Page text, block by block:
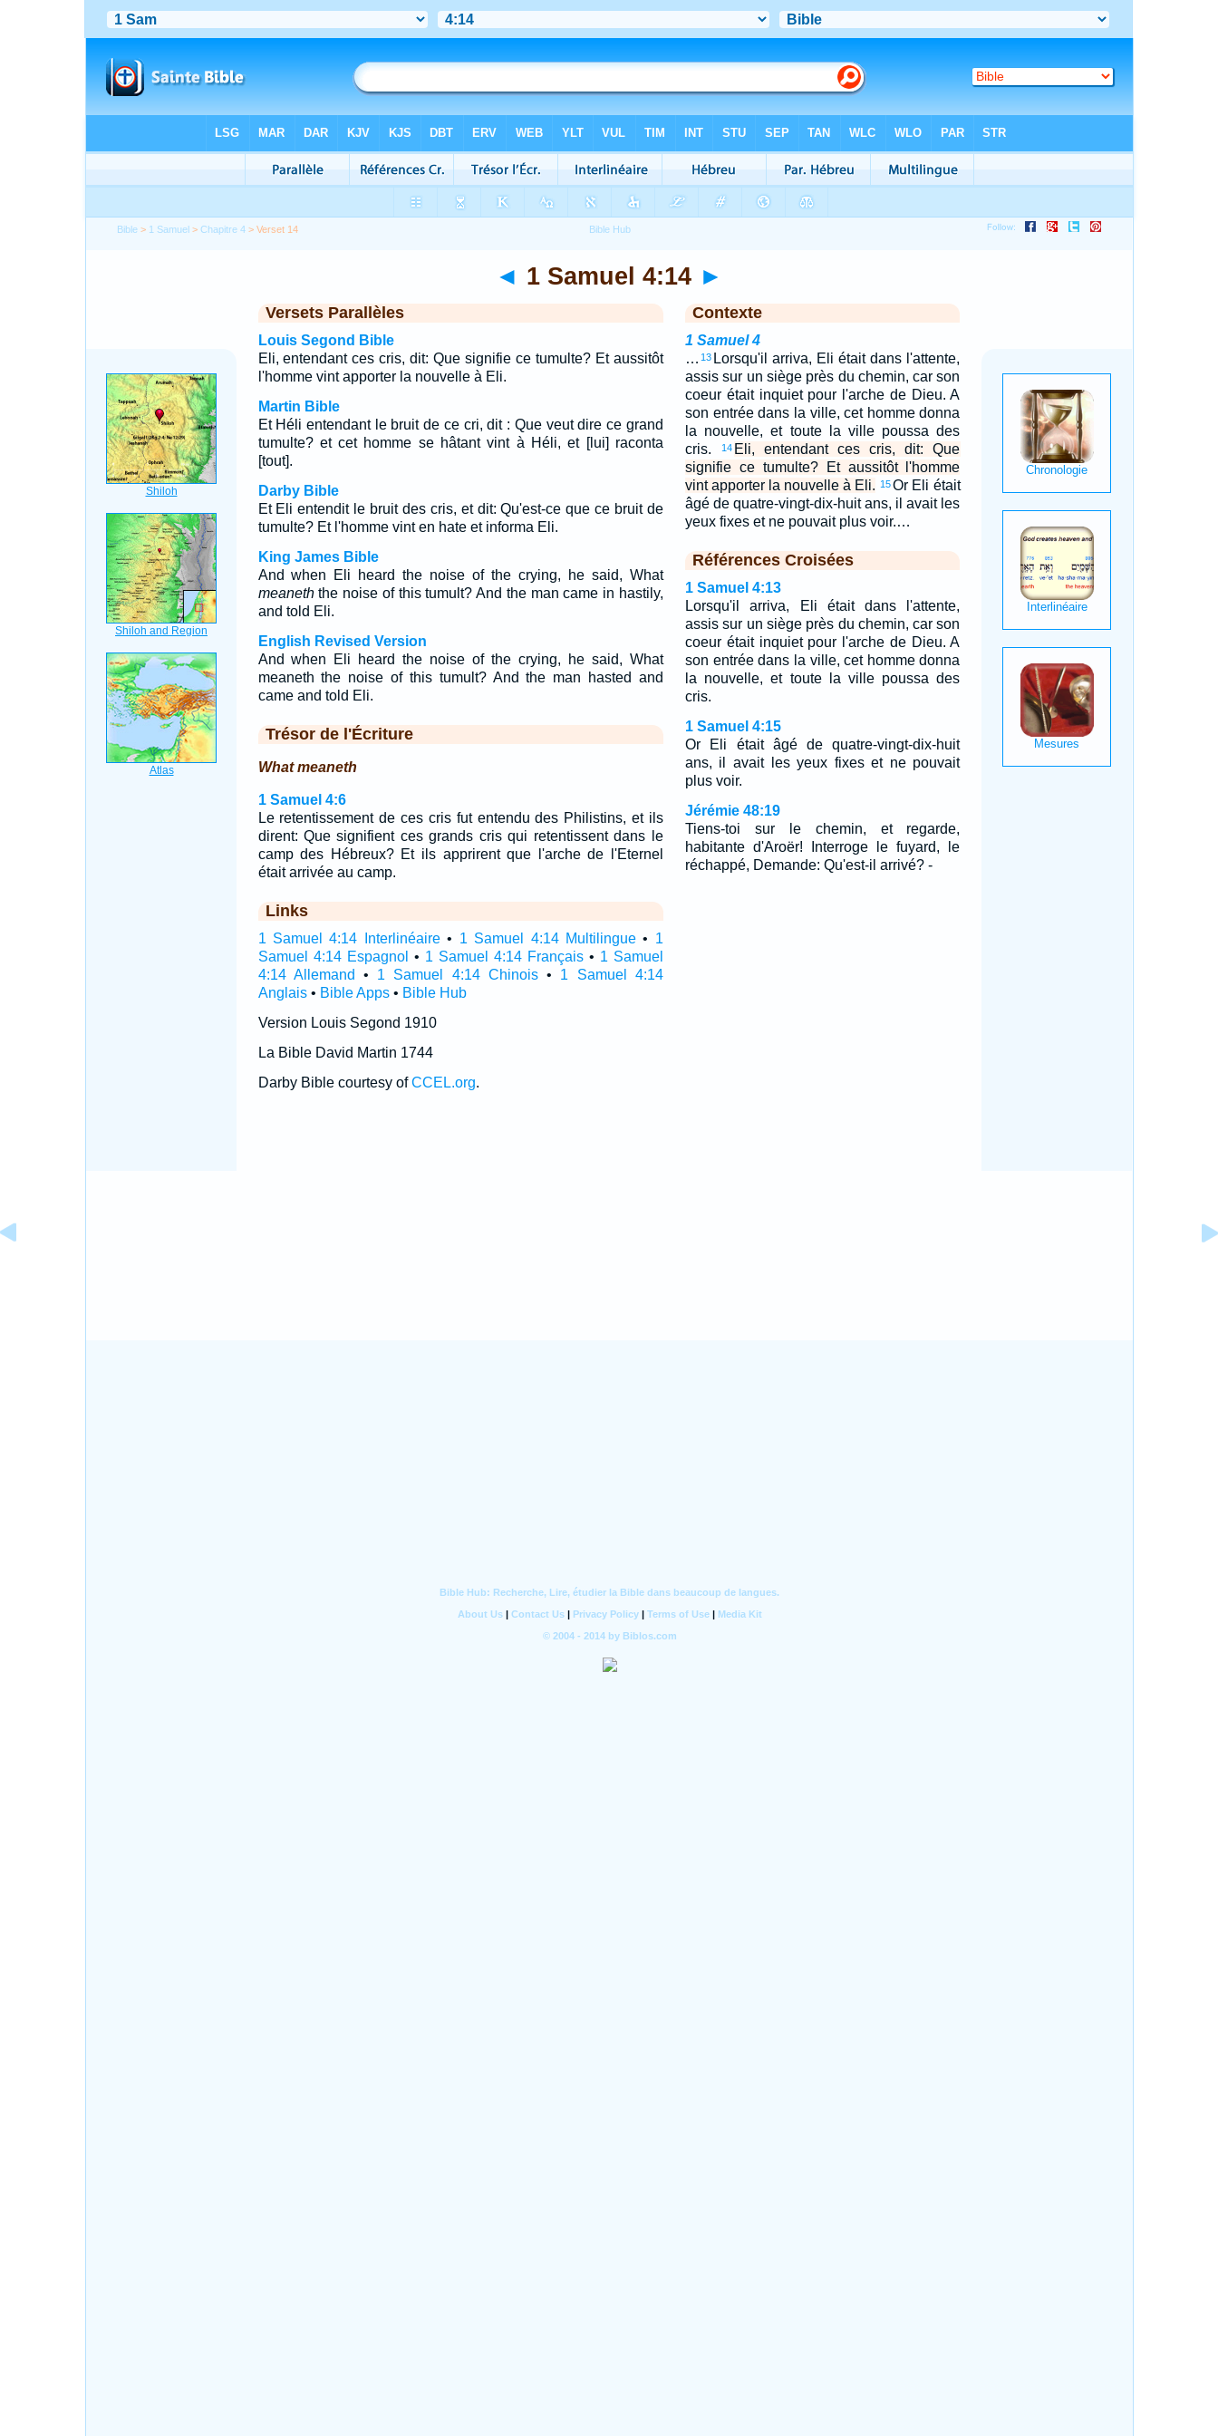
Bible > 1 Samuel >Chapitre 4 > Verset 14
◄ 1 Samuel 4:14 ►
Versets Parallèles
Louis Segond Bible
Eli, entendant ces cris, dit: Que signifie ce tumulte? Et aussitôt
l'homme vint apporter la nouvelle à Eli.
Martin Bible
Et Héli entendant le bruit de ce cri, dit : Que veut dire ce grand
tumulte? et cet homme se hâtant vint à Héli, et [lui] raconta
[tout].
Darby Bible
Et Eli entendit le bruit des cris, et dit: Qu'est-ce que ce bruit de
tumulte? Et l'homme vint en hate et informa Eli.
King James Bible
And when Eli heard the noise of the crying, he said, What
meaneththe noise of this tumult? And the man came in hastily,
and told Eli.
English Revised Version
And when Eli heard the noise of the crying, he said, What
meaneth the noise of this tumult? And the man hasted and
came and told Eli.
Trésor de l'Écriture
What meaneth
1 Samuel 4:6
Le retentissement de ces cris fut entendu des Philistins, et ils
dirent: Que signifient ces grands cris qui retentissent dans le
camp des Hébreux? Et ils apprirent que l'arche de l'Eternel
était arrivée au camp.
Links
1 Samuel 4:14 Interlinéaire• 1 Samuel 4:14 Multilingue • 1
Samuel 4:14 Espagnol • 1 Samuel 4:14 Français• 1 Samuel
4:14 Allemand
• 1 Samuel 4:14 Chinois• 1 Samuel 4:14
Anglais• Bible Apps• Bible Hub
Version Louis Segond 1910
La Bible David Martin 1744
Darby Bible courtesy ofCCEL.org.
Contexte
1 Samuel 4
… 13 Lorsqu'il arriva, Eli était dans l'attente,
assis sur un siège près du chemin, car son
coeur était inquiet pour l'arche de Dieu. A
son entrée dans la ville, cet homme donna
la nouvelle, et toute la ville poussa des
cris.
14 Eli, entendant ces cris, dit: Que
signifie ce tumulte? Et aussitôt l'homme
vint apporter la nouvelle à Eli. 15Or Eli était
âgé de quatre-vingt-dix-huit ans, il avait les
yeux fixes et ne pouvait plus voir.…
Références Croisées
1 Samuel 4:13
Lorsqu'il arriva, Eli était dans l'attente,
assis sur un siège près du chemin, car son
coeur était inquiet pour l'arche de Dieu. A
son entrée dans la ville, cet homme donna
la nouvelle, et toute la ville poussa des
cris.
1 Samuel 4:15
Or Eli était âgé de quatre-vingt-dix-huit
ans, il avait les yeux fixes et ne pouvait
plus voir.
Jérémie 48:19
Tiens-toi sur le chemin, et regarde,
habitante d'Aroër! Interroge le fuyard, le
réchappé, Demande: Qu'est-il arrivé? -